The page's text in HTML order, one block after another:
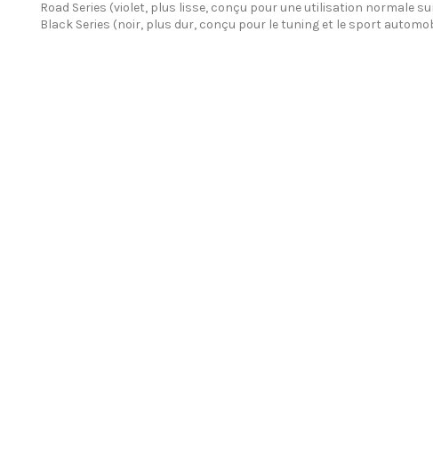
Road Series (violet, plus lisse, conçu pour une utilisation normale
Black Series (noir, plus dur, conçu pour le tuning et le sport